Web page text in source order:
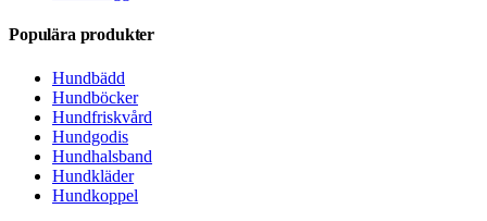
Populära produkter
Hundbädd
Hundböcker
Hundfriskvård
Hundgodis
Hundhalsband
Hundkläder
Hundkoppel